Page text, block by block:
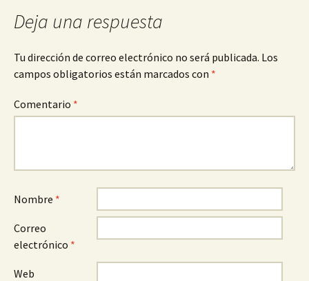
Deja una respuesta
Tu dirección de correo electrónico no será publicada. Los
campos obligatorios están marcados con *
Comentario *
Nombre *
Correo
electrónico *
Web